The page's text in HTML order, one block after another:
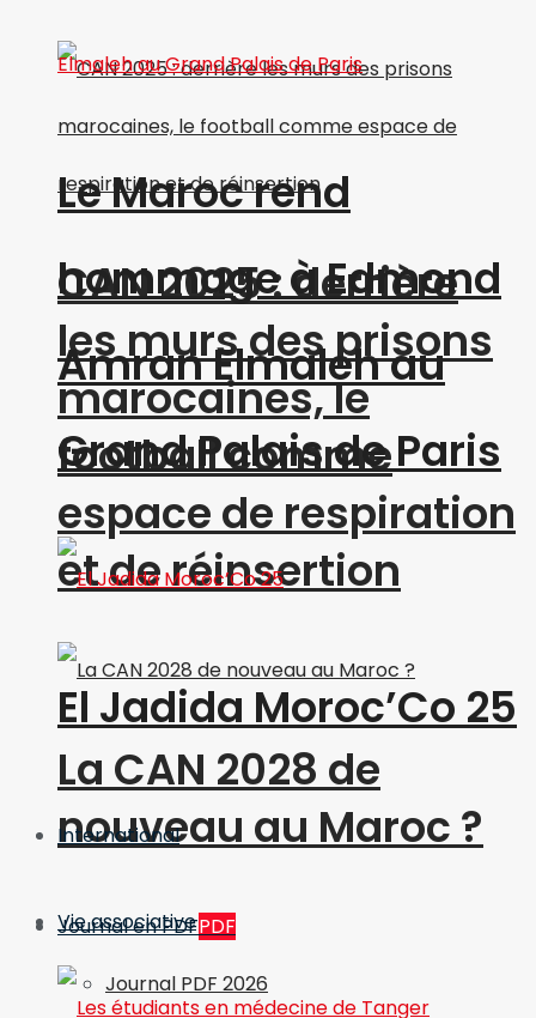
CAN 2025 : derrière
les murs des prisons
marocaines, le
football comme
espace de respiration
et de réinsertion
La CAN 2028 de
nouveau au Maroc ?
Journal en PDFPDF
Journal PDF 2026
Le Maroc rend
hommage à Edmond
Amran Elmaleh au
Grand Palais de Paris
El Jadida Moroc’Co 25
International
Vie associative